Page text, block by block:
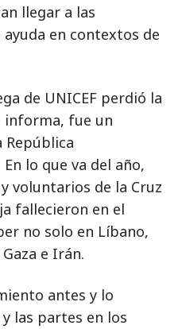
llegar a las
en contextos de
de UNICEF perdió la
informa, fue un
República
lo que va del año,
voluntarios de la Cruz
fallecieron en el
no solo en Líbano,
e Irán.
antes y lo
las partes en los